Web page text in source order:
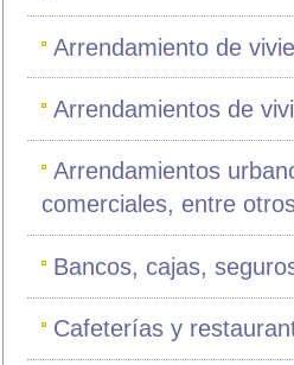
Arrendamiento de
Arrendamientos de
Arrendamientos
comerciales, entre
Bancos, cajas,
Cafeterías y